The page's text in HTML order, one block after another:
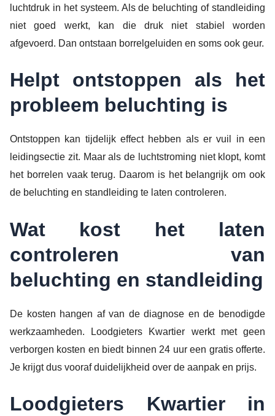
luchtdruk in het systeem. Als de beluchting of standleiding
niet goed werkt, kan die druk niet stabiel worden
afgevoerd. Dan ontstaan borrelgeluiden en soms ook geur.
Helpt ontstoppen als het
probleem beluchting is
Ontstoppen kan tijdelijk effect hebben als er vuil in een
leidingsectie zit. Maar als de luchtstroming niet klopt, komt
het borrelen vaak terug. Daarom is het belangrijk om ook
de beluchting en standleiding te laten controleren.
Wat kost het laten
controleren van
beluchting en standleiding
De kosten hangen af van de diagnose en de benodigde
werkzaamheden. Loodgieters Kwartier werkt met geen
verborgen kosten en biedt binnen 24 uur een gratis offerte.
Je krijgt dus vooraf duidelijkheid over de aanpak en prijs.
Loodgieters Kwartier in